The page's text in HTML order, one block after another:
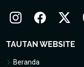
TAUTAN WEBSITE
Beranda